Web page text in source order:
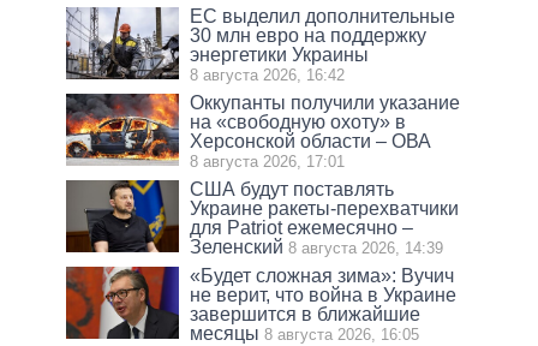
ЕС выделил дополнительные
30 млн евро на поддержку
энергетики Украины
8 августа 2026, 16:42
Оккупанты получили указание
на «свободную охоту» в
Херсонской области – ОВА
8 августа 2026, 17:01
США будут поставлять
Украине ракеты-перехватчики
для Patriot ежемесячно –
Зеленский 8 августа 2026, 14:39
«Будет сложная зима»: Вучич
не верит, что война в Украине
завершится в ближайшие
месяцы 8 августа 2026, 16:05